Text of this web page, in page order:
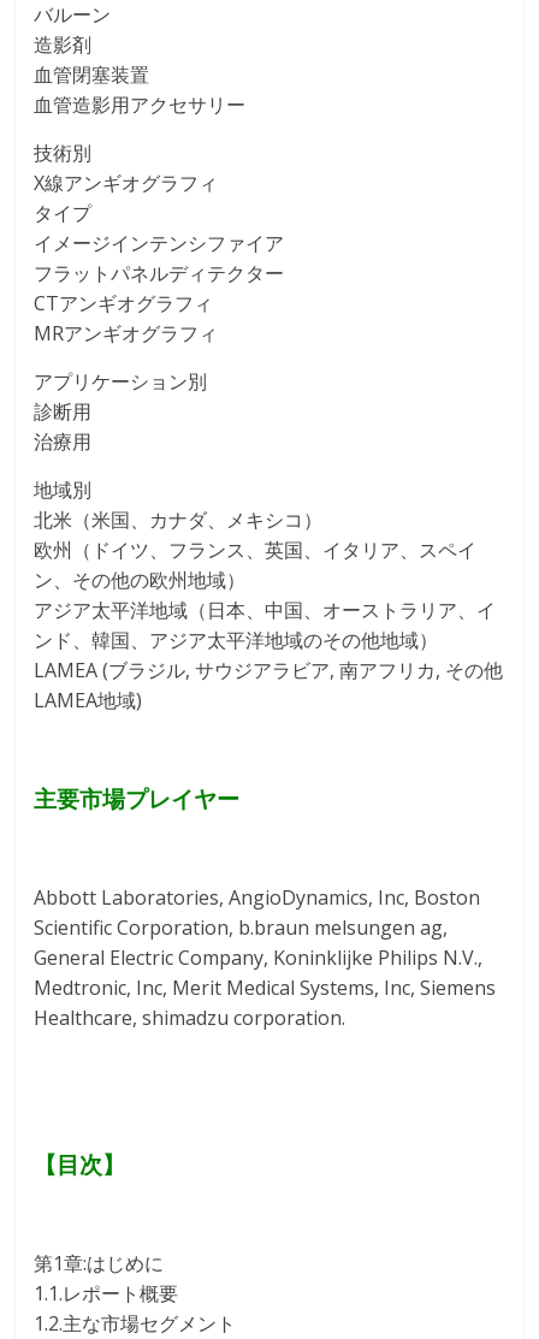
バルーン
造影剤
血管閉塞装置
血管造影用アクセサリー
技術別
X線アンギオグラフィ
タイプ
イメージインテンシファイア
フラットパネルディテクター
CTアンギオグラフィ
MRアンギオグラフィ
アプリケーション別
診断用
治療用
地域別
北米（米国、カナダ、メキシコ）
欧州（ドイツ、フランス、英国、イタリア、スペイ
ン、その他の欧州地域）
アジア太平洋地域（日本、中国、オーストラリア、イ
ンド、韓国、アジア太平洋地域のその他地域）
LAMEA (ブラジル, サウジアラビア, 南アフリカ, その他
LAMEA地域)
主要市場プレイヤー
Abbott Laboratories, AngioDynamics, Inc, Boston
Scientific Corporation, b.braun melsungen ag,
General Electric Company, Koninklijke Philips N.V.,
Medtronic, Inc, Merit Medical Systems, Inc, Siemens
Healthcare, shimadzu corporation.
【目次】
第1章:はじめに
1.1.レポート概要
1.2.主な市場セグメント